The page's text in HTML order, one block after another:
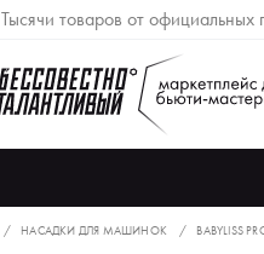
Тысячи товаров от официальных
НАСАДКИ ДЛЯ МАШИНОК BABYLISS